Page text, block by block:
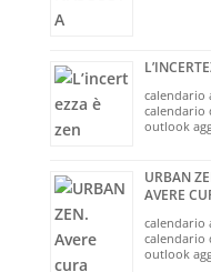
calendario
calendario
outlook
URBAN
AVERE
calendario
calendario
outlook